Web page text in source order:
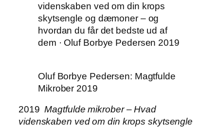
videnskaben ved om din krops
skytsengle og dæmoner – og
hvordan du får det bedste ud af
dem · Oluf Borbye Pedersen 2019
Oluf Borbye Pedersen: Magtfulde
Mikrober 2019
2019Magtfulde mikrober–Hvad
videnskaben ved om din krops skytsengle